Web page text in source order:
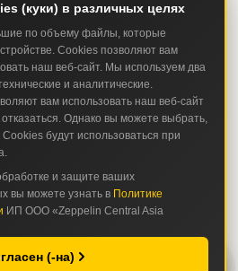
(куки) в различных целях
по объему файлы, которые
Cookies позволяют вам
наш веб-сайт. Мы используем два
и аналитические.
вам использовать наш веб-сайт
Однако вы можете выбрать,
будут использоваться при
и защите ваших
вы можете узнать в Политике
ИП ООО «Zeppelin Central Asia
(-на)